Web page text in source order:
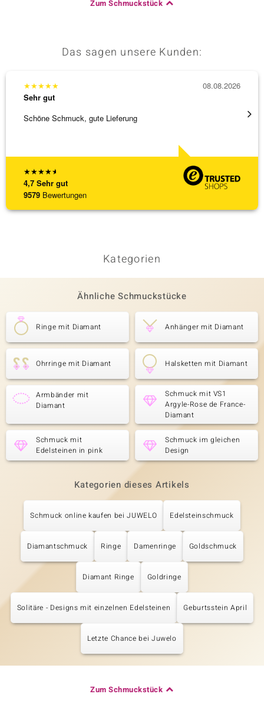
Zum Schmuckstück
Das sagen unsere Kunden:
★★★★★
4,7 Sehr gut
9579 Bewertungen
★★★★★
Sehr gut
Schöne Schmuck, gute Lieferung
08.08.2026
Kategorien
Ähnliche Schmuckstücke
Ringe mit Diamant Anhänger mit Diamant
Ohrringe mit Diamant Halsketten mit Diamant
Armbänder mit
Diamant
Schmuck mit VS1
Argyle-Rose de France-
Diamant
Schmuck mit
Edelsteinen in pink
Schmuck im gleichen
Design
Kategorien dieses Artikels
Schmuck online kaufen bei JUWELO Edelsteinschmuck
Diamantschmuck Ringe Damenringe Goldschmuck
Diamant Ringe Goldringe
Solitäre - Designs mit einzelnen Edelsteinen Geburtsstein April
Letzte Chance bei Juwelo
Zum Schmuckstück